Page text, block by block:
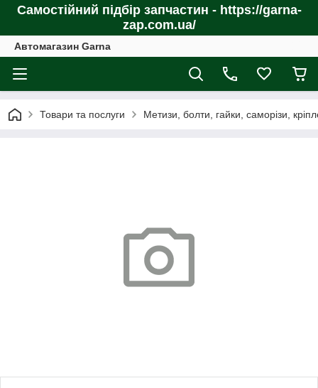
Самостійний підбір запчастин - https://garna-
zap.com.ua/
Автомагазин Garna
Товари та послуги Метизи, болти, гайки, саморізи,